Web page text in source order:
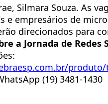
Silmara Souza. As
e empresários de
direcionados para
a Jornada de Redes
produto/
(19) 3481-1430